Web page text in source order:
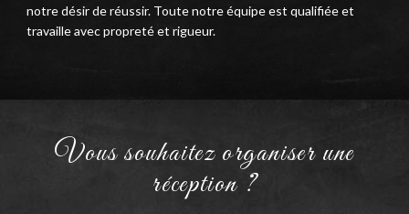
notre désir de réussir. Toute notre équipe est qualifiée et
travaille avec propreté et rigueur.
Vous souhaitez organiser une
réception ?